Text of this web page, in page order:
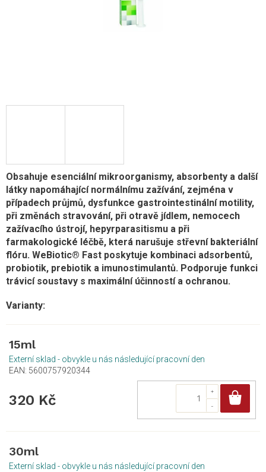
Obsahuje esenciální mikroorganismy, absorbenty a další
látky napomáhající normálnímu zažívání, zejména v
případech průjmů, dysfunkce gastrointestinální motility,
při změnách stravování, při otravě jídlem, nemocech
zažívacího ústrojí, hepyrparasitismu a při
farmakologické léčbě, která narušuje střevní bakteriální
flóru. WeBiotic® Fast poskytuje kombinaci adsorbentů,
probiotik, prebiotik a imunostimulantů. Podporuje funkci
trávicí soustavy s maximální účinností a ochranou.
15ml
Externí sklad - obvykle u nás následující pracovní den
EAN: 5600757920344
320 Kč
30ml
Externí sklad - obvykle u nás následující pracovní den